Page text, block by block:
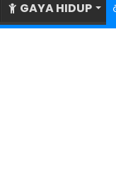
GAYA HIDUP